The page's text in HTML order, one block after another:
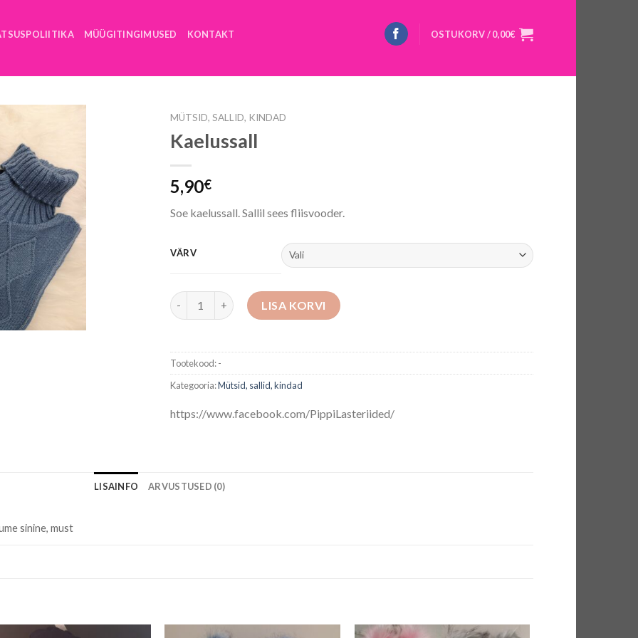
MÜÜGITINGIMUSED KONTAKT OSTUKORV /0,00€
MÜTSID, SALLID, KINDAD
Kaelussall
5,90€
Soe kaelussall. Sallil sees fliisvooder.
VÄRV
Kaelussall kogus LISA KORVI
Tootekood:-
Kategooria:Mütsid, sallid, kindad
https://www.facebook.com/PippiLasteriided/
LISAINFO ARVUSTUSED (0)
sinine, must